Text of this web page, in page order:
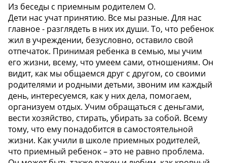
Из беседы с приемным родителем О.
Дети нас учат принятию. Все мы разные. Для нас
главное - разглядеть в них их души. То, что ребенок
жил в учреждении, безусловно, оставило свой
отпечаток. Принимая ребенка в семью, мы учим
его жизни, всему, что умеем сами, отношениям. Он
видит, как мы общаемся друг с другом, со своими
родителями и родными детьми, звоним им каждый
день, интересуемся, как у них дела, помогаем,
организуем отдых. Учим обращаться с деньгами,
вести хозяйство, стирать, убирать за собой. Всему
тому, что ему понадобится в самостоятельной
жизни. Как учили в школе приемных родителей,
что приемный ребенок – это не равно проблема.